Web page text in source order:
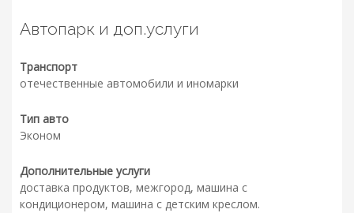
Автопарк и доп.услуги
Транспорт
отечественные автомобили и иномарки
Тип авто
Эконом
Дополнительные услуги
доставка продуктов, межгород, машина с
кондиционером, машина с детским креслом.